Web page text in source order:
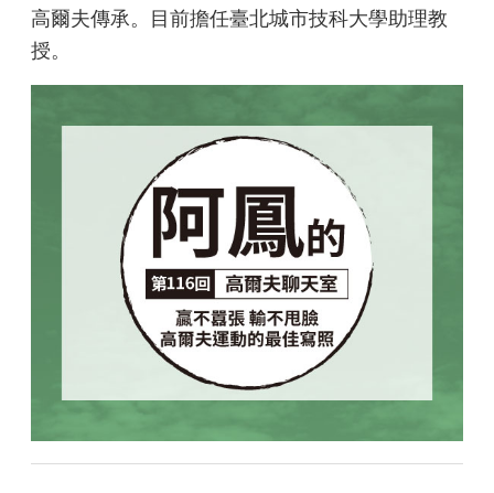
高爾夫傳承。目前擔任臺北城市技科大學助理教
授。